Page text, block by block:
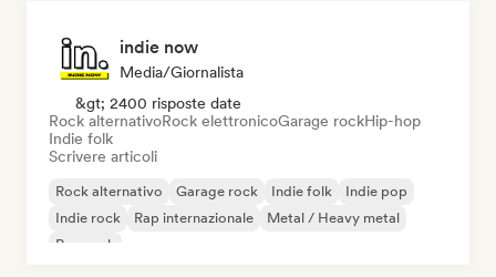
indie now
Media/Giornalista
&gt; 2400 risposte date
Rock alternativoRock elettronicoGarage rockHip-hop
Indie folk
Scrivere articoli
Rock alternativo Garage rock Indie folk
Indie pop
Indie rock
Rap internazionale
Metal / Heavy metal
Pop rock